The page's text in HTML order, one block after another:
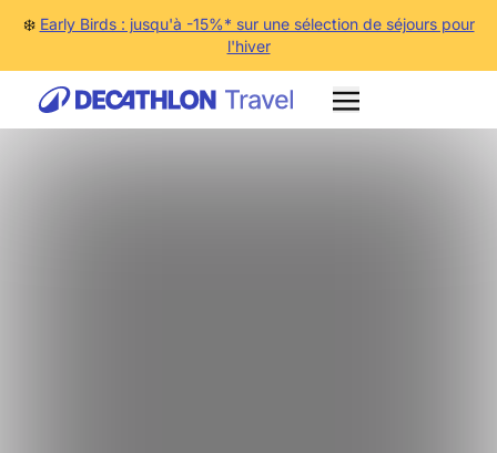
❄️ Early Birds : jusqu'à -15%* sur une sélection de séjours pour
l'hiver